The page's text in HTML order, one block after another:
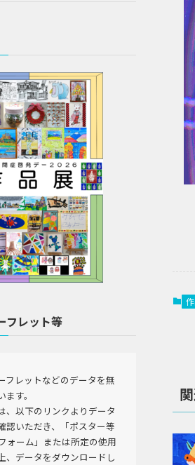
フレット等
フレットなどのデータを無
す。
、以下のリンクよりデータ
認いただき、「ポスター等
ォーム」または所定の使用
、データをダウンロードし